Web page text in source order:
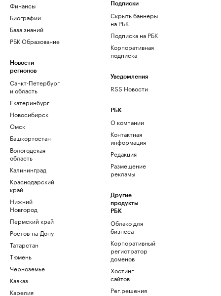
Финансы
Биографии
База знаний
РБК Образование
Новости
регионов
Санкт-Петербург
и область
Екатеринбург
Новосибирск
Омск
Башкортостан
Вологодская
область
Калининград
Краснодарский
край
Нижний
Новгород
Пермский край
Ростов-на-Дону
Татарстан
Тюмень
Черноземье
Кавказ
Карелия
Подписки
Скрыть баннеры
на РБК
Подписка на РБК
Корпоративная
подписка
Уведомления
RSS Новости
РБК
О компании
Контактная
информация
Редакция
Размещение
рекламы
Другие
продукты
РБК
Облако для
бизнеса
Корпоративный
регистратор
доменов
Хостинг
сайтов
Рег.решения